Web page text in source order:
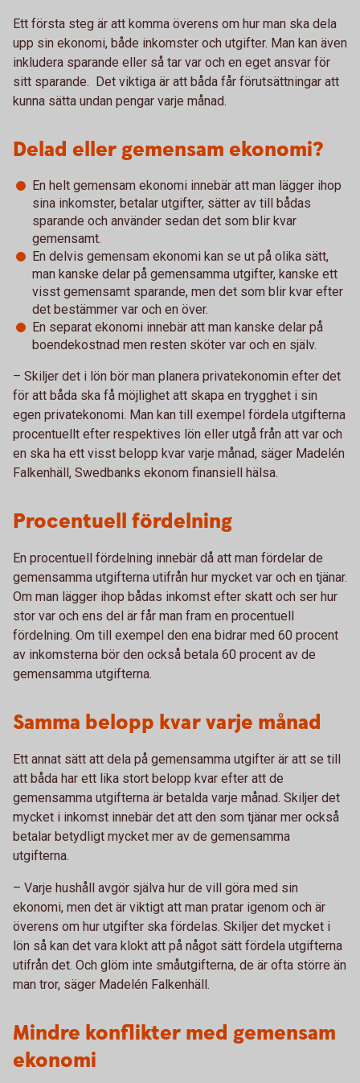
Ett första steg är att komma överens om hur man ska dela
upp sin ekonomi, både inkomster och utgifter. Man kan även
inkludera sparande eller så tar var och en eget ansvar för
sitt sparande. Det viktiga är att båda får förutsättningar att
kunna sätta undan pengar varje månad.
Delad eller gemensam ekonomi?
En helt gemensam ekonomi innebär att man lägger ihop
sina inkomster, betalar utgifter, sätter av till bådas
sparande och använder sedan det som blir kvar
gemensamt.
En delvis gemensam ekonomi kan se ut på olika sätt,
man kanske delar på gemensamma utgifter, kanske ett
visst gemensamt sparande, men det som blir kvar efter
det bestämmer var och en över.
En separat ekonomi innebär att man kanske delar på
boendekostnad men resten sköter var och en själv.
– Skiljer det i lön bör man planera privatekonomin efter det
för att båda ska få möjlighet att skapa en trygghet i sin
egen privatekonomi. Man kan till exempel fördela utgifterna
procentuellt efter respektives lön eller utgå från att var och
en ska ha ett visst belopp kvar varje månad, säger Madelén
Falkenhäll, Swedbanks ekonom finansiell hälsa.
Procentuell fördelning
En procentuell fördelning innebär då att man fördelar de
gemensamma utgifterna utifrån hur mycket var och en tjänar.
Om man lägger ihop bådas inkomst efter skatt och ser hur
stor var och ens del är får man fram en procentuell
fördelning. Om till exempel den ena bidrar med 60 procent
av inkomsterna bör den också betala 60 procent av de
gemensamma utgifterna.
Samma belopp kvar varje månad
Ett annat sätt att dela på gemensamma utgifter är att se till
att båda har ett lika stort belopp kvar efter att de
gemensamma utgifterna är betalda varje månad. Skiljer det
mycket i inkomst innebär det att den som tjänar mer också
betalar betydligt mycket mer av de gemensamma
utgifterna.
– Varje hushåll avgör själva hur de vill göra med sin
ekonomi, men det är viktigt att man pratar igenom och är
överens om hur utgifter ska fördelas. Skiljer det mycket i
lön så kan det vara klokt att på något sätt fördela utgifterna
utifrån det. Och glöm inte småutgifterna, de är ofta större än
man tror, säger Madelén Falkenhäll.
Mindre konflikter med gemensam
ekonomi